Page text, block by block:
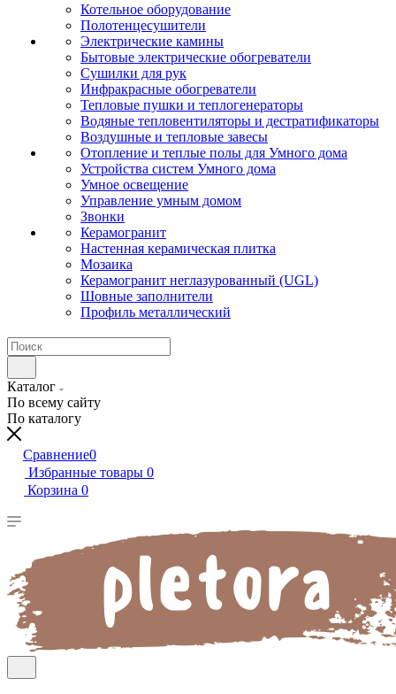
Котельное оборудование
Полотенцесушители
Электрические камины
Бытовые электрические обогреватели
Сушилки для рук
Инфракрасные обогреватели
Тепловые пушки и теплогенераторы
Водяные тепловентиляторы и дестратификаторы
Воздушные и тепловые завесы
Отопление и теплые полы для Умного дома
Устройства систем Умного дома
Умное освещение
Управление умным домом
Звонки
Керамогранит
Настенная керамическая плитка
Мозаика
Керамогранит неглазурованный (UGL)
Шовные заполнители
Профиль металлический
Каталог
По всему сайту
По каталогу
Сравнение0
Избранные товары 0
Корзина 0